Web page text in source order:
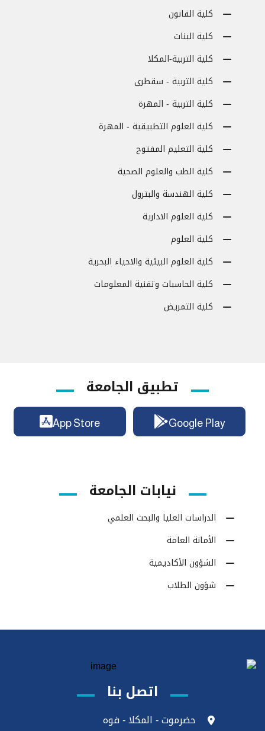
كلية القانون
كلية البنات
كلية التربية-المكلا
كلية التربية - سقطرى
كلية التربية - المهرة
كلية العلوم التطبيقية - المهرة
كلية التعليم المفتوح
كلية الطب والعلوم الصحية
كلية الهندسة والبترول
كلية العلوم الادارية
كلية العلوم
كلية العلوم البيئية والاحياء البحرية
كلية الحاسبات وتقنية المعلومات
كلية التمريض
تطبيق الجامعة
Google Play
App Store
نيابات الجامعة
الدراسات العليا والبحث العلمي
الأمانة العامة
الشؤون الأكاديمية
شؤون الطلاب
اتصل بنا
حضرموت - المكلا - فوه